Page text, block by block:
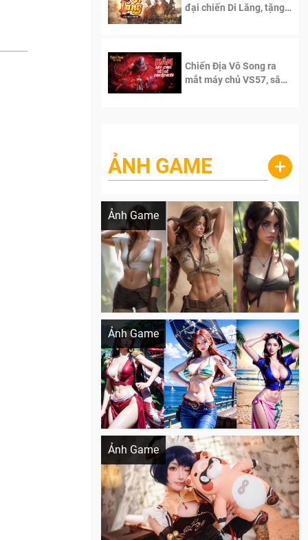
đại chiến Di Lăng, tặng
Chiến Địa Vô Song ra
mắt máy chủ VS57, sân
ẢNH GAME +
Ảnh Game
Lala Croft vừa nóng vừa xinh dưới nét vẽ
Ảnh Game
Khi AI Cosplay gái đẹp One Piece
Ảnh Game
Cosplay Xiangling siêu cute